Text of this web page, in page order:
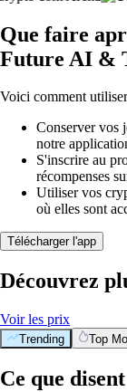
Que faire
Future AI &
Voici comment
Conserver vos
notre
S'inscrire au
récompenses
Utiliser vos
où elles sont
Télécharger l'app
Découvrez
Voir les prix
Trending Top
Ce que